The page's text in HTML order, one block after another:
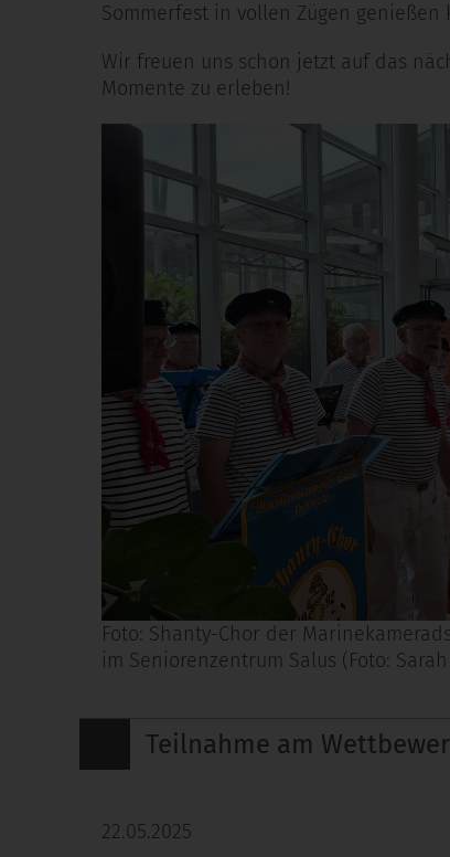
Sommerfest in vollen Zügen genießen
Wir freuen uns schon jetzt auf das
Momente zu erleben!
Foto: Shanty-Chor der
im Seniorenzentrum Salus (Foto:
Teilnahme am
22.05.2025